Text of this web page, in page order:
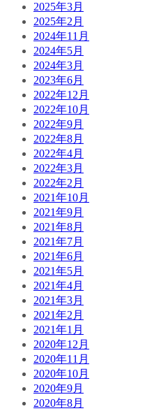
2025年3月
2025年2月
2024年11月
2024年5月
2024年3月
2023年6月
2022年12月
2022年10月
2022年9月
2022年8月
2022年4月
2022年3月
2022年2月
2021年10月
2021年9月
2021年8月
2021年7月
2021年6月
2021年5月
2021年4月
2021年3月
2021年2月
2021年1月
2020年12月
2020年11月
2020年10月
2020年9月
2020年8月